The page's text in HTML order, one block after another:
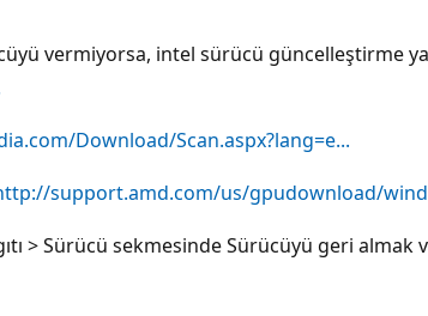
vermiyorsa, intel sürücü güncelleştirme
Download/Scan.aspx?lang=e...
support.amd.com/us/gpudownload/
> Sürücü sekmesinde Sürücüyü geri